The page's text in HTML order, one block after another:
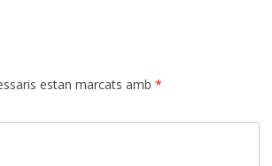
estan marcats amb *